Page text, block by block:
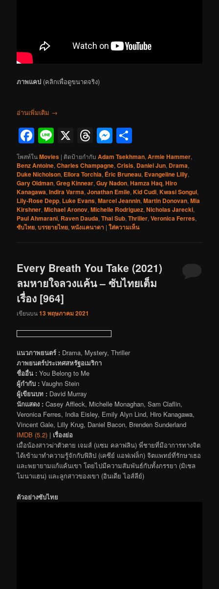
ภาพแคป (คลิกเพื่อดูขนาดจริง)
อ่านเพิ่มเติม →
Facebook
Line
X Threads
Messenger
โพสท์ในMovies | ติดป้ายกำกับ Adam Tsekhman,Armie Hammer,
Benz Antoine,Charles Champagne,Crisis, Daniel Jun, Drama,
Duke Nicholson, Ellora Torchia, Éric Bruneau, Evangeline Lilly,
Gary Oldman,Greg Kinnear,Guy Nadon,Hamza Haq,Hiro
Kanagawa,Indira Varma,Jonathan Emile,Kid Cudi,Kwasi Songui,
Lily-Rose Depp, Luke Evans,Marcel Jeannin,Martin Donovan,Mia
Kirshner,Michael Aronov,Michelle Rodriguez,Nicholas Jarecki,
Paul Ahmarani, Raven Dauda,Thai Sub,Thriller,Veronica Ferres,
ซับไทย,บรรยายไทย,หนังแคนาดา |ใส่ความเห็น
Every Breath You Take (2021)
ลมหายใจลวงแค้น – ซับไทยเต็ม
เรื่อง [964]
เขียนบน13 พฤษภาคม 2021
แนวภาพยนตร์ : Drama, Mystery, Thriller
ภาพยนตร์ประเทศสหรัฐอเมริกา
ชื่ออื่น : You Belong to Me
ผู้กำกับ : Vaughn Stein
ผู้เขียนบท : David Murray
นักแสดง : Casey Affleck, Michelle Monaghan, Sam Claflin,
Veronica Ferres, India Eisley, Emily Alyn Lind, Hiro Kanagawa,
Vincent Gale, Lilly Krug, Daniel Bacon, Brenden Sunderland
IMDB (5.2) | เรื่องย่อ
เมื่อน้องสาวฆ่าตัวตาย เจมส์ (แซม คลาฟลิน) พี่ชายที่มีอาการทางจิต
ได้เข้ามาทำความรู้จักกับฟิลิป (เคซีย์ แอฟเฟล็ก) จิตแพทย์ที่รักษาเธอ
และพยายามแก้แค้นเขา โดยไปมีความสัมพันธ์กับทั้งภรรยา (มิเชล
โมนาแฮน) และลูกสาวของเขา (อินเดีย ไอส์ลีย์)
ตัวอย่างซับไทย